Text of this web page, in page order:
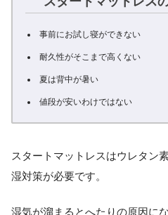
事前にお試し寝ができない
耐久性がそこまで高くない
夏は背中が暑い
値段が安いわけではない
スタートマットレスはウレタン
湿対策が必要です。
湿気が溜まるとへたりの原因に